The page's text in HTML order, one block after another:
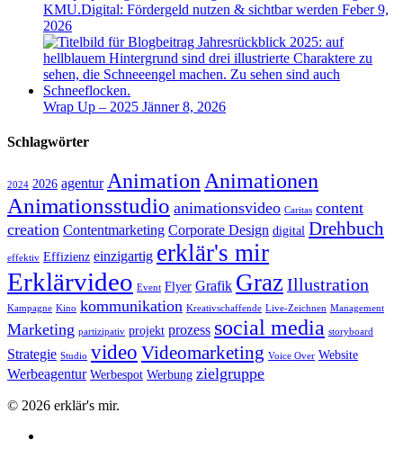
KMU.Digital: Fördergeld nutzen & sichtbar werden Feber 9,
2026
Wrap Up – 2025 Jänner 8, 2026
Schlagwörter
2024 2026 agentur AnimationAnimationen
Animationsstudio animationsvideo Caritas content
creation Contentmarketing Corporate Design digital Drehbuch
effektiv Effizienz einzigartig erklär's mir
Erklärvideo Event Flyer Grafik GrazIllustration
Kampagne Kino kommunikation Kreativschaffende Live-Zeichnen Management
Marketing partizipativ projekt prozess social media storyboard
Strategie Studio video Videomarketing Voice Over Website
Werbeagentur Werbespot Werbung zielgruppe
© 2026 erklär's mir.